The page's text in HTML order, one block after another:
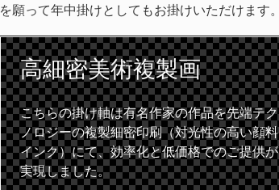
を願って年中掛けとしてもお掛けいただけます。
高細密美術複製画
こちらの掛け軸は有名作家の作品を先端テク
ノロジーの複製細密印刷（対光性の高い顔料
インク）にて、効率化と低価格でのご提供が
実現しました。